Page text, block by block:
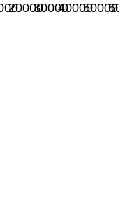
20000300004000050000